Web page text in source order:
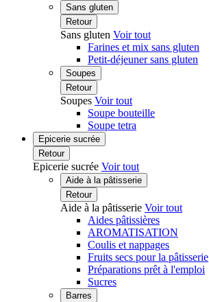
Sans gluten
Retour
Sans gluten Voir tout
Farines et mix sans gluten
Petit-déjeuner sans gluten
Soupes
Retour
Soupes Voir tout
Soupe bouteille
Soupe tetra
Epicerie sucrée
Retour
Epicerie sucrée Voir tout
Aide à la pâtisserie
Retour
Aide à la pâtisserie Voir tout
Aides pâtissières
AROMATISATION
Coulis et nappages
Fruits secs pour la pâtisserie
Préparations prêt à l'emploi
Sucres
Barres